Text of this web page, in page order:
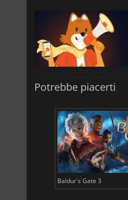
Potrebbe piacerti
Baldur's Gate 3